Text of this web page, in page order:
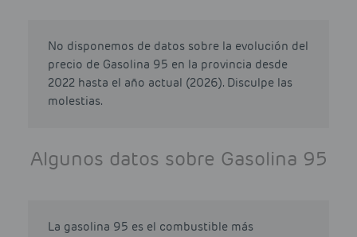
No disponemos de datos sobre la evolución del
precio de Gasolina 95 en la provincia desde
2022 hasta el año actual (2026). Disculpe las
molestias.
Algunos datos sobre Gasolina 95
La gasolina 95 es el combustible más